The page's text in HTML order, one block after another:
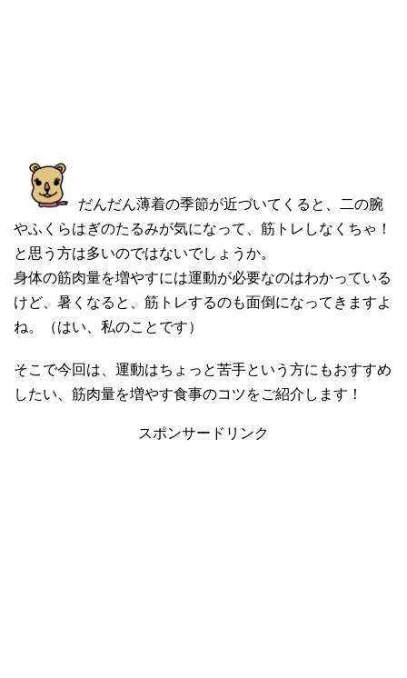
だんだん薄着の季節が近づいてくると、二の腕
やふくらはぎのたるみが気になって、筋トレしなくちゃ！
と思う方は多いのではないでしょうか。
身体の筋肉量を増やすには運動が必要なのはわかっている
けど、暑くなると、筋トレするのも面倒になってきますよ
ね。（はい、私のことです）
そこで今回は、運動はちょっと苦手という方にもおすすめ
したい、筋肉量を増やす食事のコツをご紹介します！
スポンサードリンク